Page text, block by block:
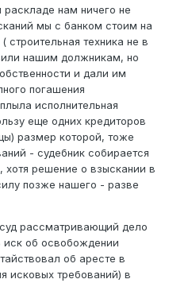
нам ничего не
мы с банком стоим на
строительная техника не в
нашим должникам, но
и дали им
погашения
исполнительная
еще одних кредиторов
размер которой, тоже
- судебник собирается
хотя решение о взыскании в
позже нашего - разве
рассматривающий дело
иск об освобождении
об аресте в
исковых требований) в